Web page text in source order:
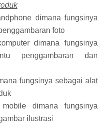
dimana fungsinya
foto
dimana fungsinya
penggambaran dan
fungsinya sebagai alat
dimana fungsinya
ilustrasi